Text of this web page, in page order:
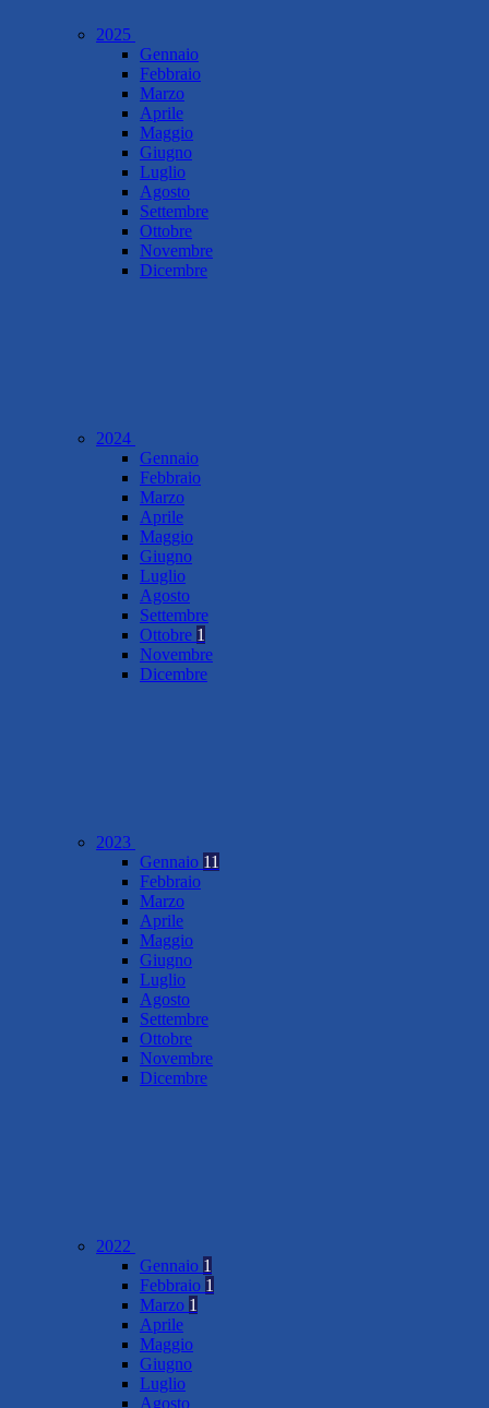
2025
Gennaio
Febbraio
Marzo
Aprile
Maggio
Giugno
Luglio
Agosto
Settembre
Ottobre
Novembre
Dicembre
2024
Gennaio
Febbraio
Marzo
Aprile
Maggio
Giugno
Luglio
Agosto
Settembre
Ottobre 1
Novembre
Dicembre
2023
Gennaio 11
Febbraio
Marzo
Aprile
Maggio
Giugno
Luglio
Agosto
Settembre
Ottobre
Novembre
Dicembre
2022
Gennaio 1
Febbraio 1
Marzo 1
Aprile
Maggio
Giugno
Luglio
Agosto